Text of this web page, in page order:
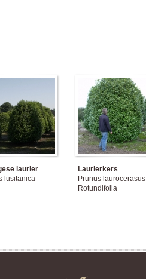
laurier
lusitanica
Laurierkers
Prunus laurocerasus
Rotundifolia